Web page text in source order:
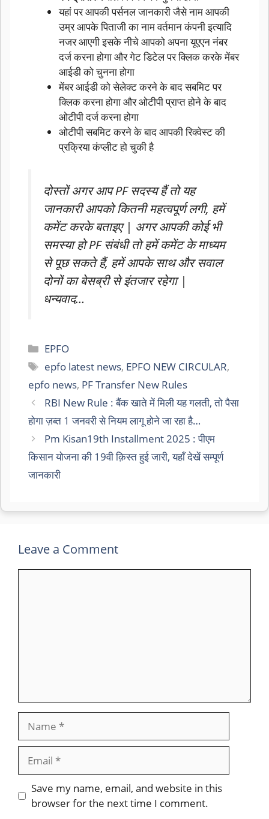
यहां पर आपकी पर्सनल जानकारी जैसे नाम आपकी
उम्र आपके पिताजी का नाम वर्तमान कंपनी इत्यादि
नजर आएगी इसके नीचे आपको अपना यूएएन नंबर
दर्ज करना होगा और गेट डिटेल पर क्लिक करके मेंबर
आईडी को चुनना होगा
मेंबर आईडी को सेलेक्ट करने के बाद सबमिट पर
क्लिक करना होगा और ओटीपी प्राप्त होने के बाद
ओटीपी दर्ज करना होगा
ओटीपी सबमिट करने के बाद आपकी रिक्वेस्ट की
प्रक्रिया कंप्लीट हो चुकी है
दोस्तों अगर आप PF सदस्य हैं तो यह
जानकारी आपको कितनी महत्वपूर्ण लगी, हमें
कमेंट करके बताइए | अगर आपकी कोई भी
समस्या हो PF संबंधी तो हमें कमेंट के माध्यम
से पूछ सकते हैं, हमें आपके साथ और सवाल
दोनों का बेसब्री से इंतजार रहेगा |
धन्यवाद…
Categories
EPFO
Tags
epfo latest news, EPFO NEW CIRCULAR,
epfo news, PF Transfer New Rules
RBI New Rule : बैंक खाते में मिली यह गलती, तो पैसा
होगा ज़ब्त 1 जनवरी से नियम लागू होने जा रहा है…
Pm Kisan19th Installment 2025 : पीएम
किसान योजना की 19वी क़िस्त हुई जारी, यहाँ देखें सम्पूर्ण
जानकारी
Leave a Comment
Save my name, email, and website in this
browser for the next time I comment.